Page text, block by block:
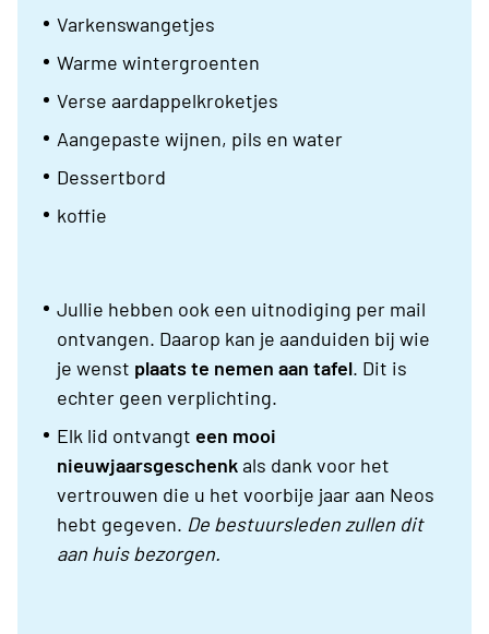
Varkenswangetjes
Warme wintergroenten
Verse aardappelkroketjes
Aangepaste wijnen, pils en water
Dessertbord
koffie
Jullie hebben ook een uitnodiging per mail
ontvangen. Daarop kan je aanduiden bij wie
je wenst plaats te nemen aan tafel. Dit is
echter geen verplichting.
Elk lid ontvangt een mooi
nieuwjaarsgeschenkals dank voor het
vertrouwen die u het voorbije jaar aan Neos
hebt gegeven. De bestuursleden zullen dit
aan huis bezorgen.